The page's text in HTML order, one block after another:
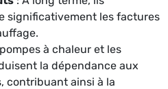
significativement les factures
à chaleur et les
la dépendance aux
contribuant ainsi à la